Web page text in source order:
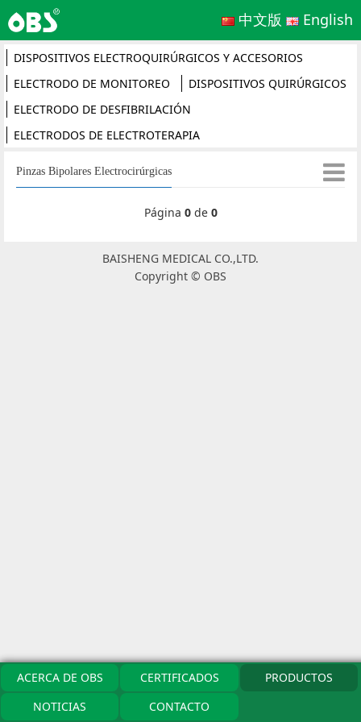
中文版 English
DISPOSITIVOS ELECTROQUIRÚRGICOS Y ACCESORIOS
ELECTRODO DE MONITOREO
DISPOSITIVOS QUIRÚRGICOS
ELECTRODO DE DESFIBRILACIÓN
ELECTRODOS DE ELECTROTERAPIA
Pinzas Bipolares Electrocirúrgicas
Página 0de 0
BAISHENG MEDICAL CO.,LTD.
Copyright © OBS
ACERCA DE OBS CERTIFICADOS
PRODUCTOS
NOTICIAS
CONTACTO